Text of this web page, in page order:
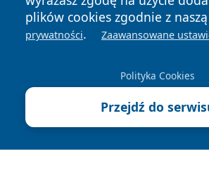
plików cookies zgodnie z naszą
prywatności. Zaawansowane
Polityka Cookies
Przejdź do
News Autorzy
Polityka
Prywatności